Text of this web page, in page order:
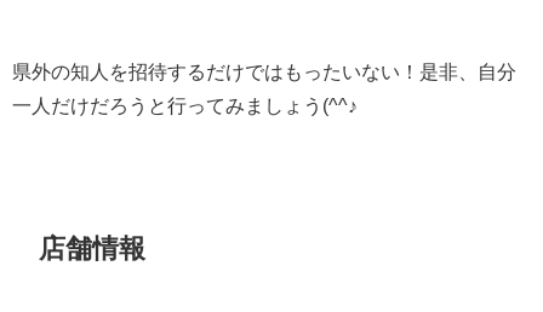
県外の知人を招待するだけではもったいない！是非、自分
一人だけだろうと行ってみましょう(^^♪
店舗情報